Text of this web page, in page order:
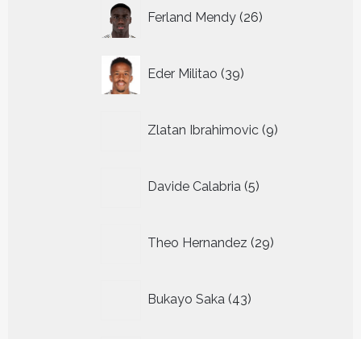
Ferland Mendy 26
producten
Eder Militao 39
producten
Zlatan Ibrahimovic 9
producten
Davide Calabria 5
producten
Theo Hernandez 29
producten
Bukayo Saka 43
producten